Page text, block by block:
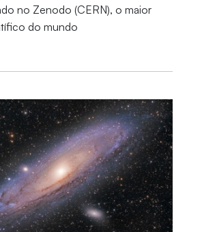
no Zenodo (CERN), o maior
do mundo